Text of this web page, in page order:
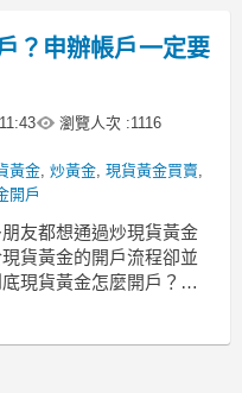
益，零基礎黃金投資如何
利？一定要記住這三大
？申辦帳戶一定要
瀏覽人次 :1116
黃金, 炒黃金, 現貨黃金買賣,
開戶
友都想通過炒現貨黃金
貨黃金的開戶流程卻並
現貨黃金怎麼開戶？註
需要注意呢？以下三點